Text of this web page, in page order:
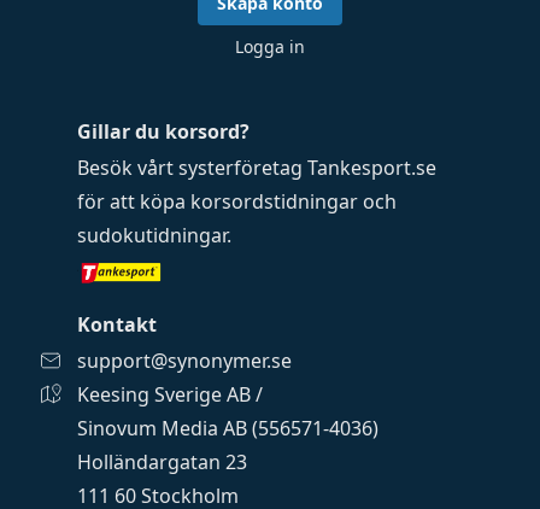
Gillar du korsord?
Besök vårt systerföretag Tankesport.se
för att köpa korsordstidningar och
sudokutidningar.
Kontakt
support@synonymer.se
Keesing Sverige AB /
Sinovum Media AB (556571-4036)
Holländargatan 23
111 60 Stockholm
Logga in